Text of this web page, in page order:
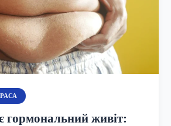
гормональний живіт: